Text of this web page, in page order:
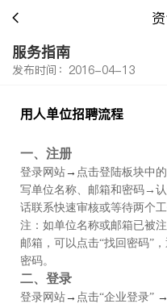
服务指南
发布时间：2016-04-13
用人单位招聘流程
一、注册
登录网站→ 点击登陆板块中
写单位名称、邮箱和密码 →
话联系快速审核或等待两个
注：如单位名称或邮箱已被
邮箱，可以点击“找回密码”
密码。
二、登录
登录网站→ 点击“企业登录” →